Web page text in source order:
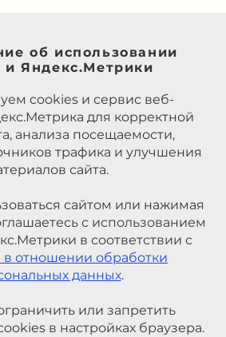
об использовании
и Яндекс.Метрики
cookies и сервис веб-
для корректной
анализа посещаемости,
трафика и улучшения
сайта.
сайтом или нажимая
с использованием
в соответствии с
в отношении обработки
данных.
или запретить
в настройках браузера.